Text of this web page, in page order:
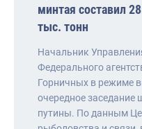
минтая составил
тыс. тонн
Начальник
Федерального
Горничных в режиме
очередное заседание
путины. По данным